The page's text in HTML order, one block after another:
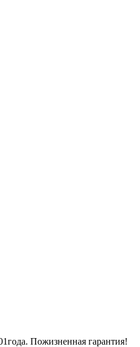
Пожизненная гарантия!